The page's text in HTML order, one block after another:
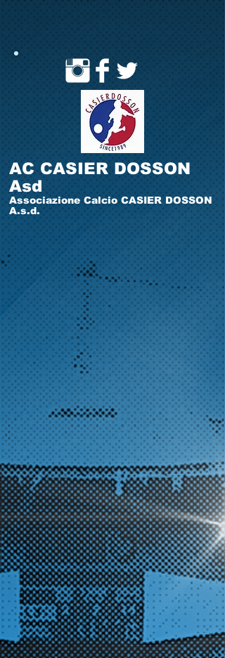
AC CASIER DOSSON
Asd
Associazione Calcio CASIER DOSSON
A.s.d.